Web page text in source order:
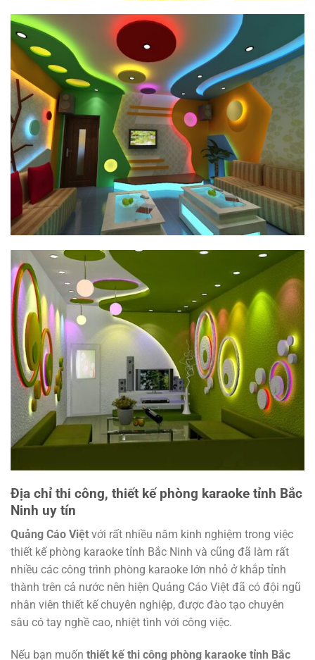
Địa chỉ thi công, thiết kế phòng karaoke tỉnh Bắc
Ninh uy tín
Quảng Cáo Việt với rất nhiều năm kinh nghiệm trong việc
thiết kế phòng karaoke tỉnh Bắc Ninh và cũng đã làm rất
nhiều các công trình phòng karaoke lớn nhỏ ở khắp tỉnh
thành trên cả nước nên hiện Quảng Cáo Việt đã có đội ngũ
nhân viên thiết kế chuyên nghiệp, được đào tạo chuyên
sâu có tay nghề cao, nhiệt tình với công việc.
Nếu bạn muốn thiết kế thi công phòng karaoke tỉnh Bắc